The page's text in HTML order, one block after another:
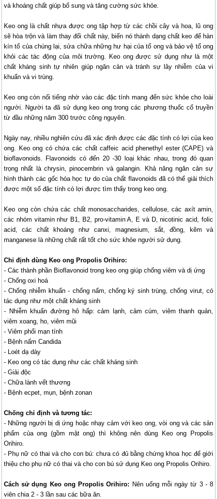
và khoáng chất giúp bổ sung và tăng cường sức khỏe.
Keo ong là chất nhựa được ong tập hợp từ các chồi cây và hoa, lũ ong
sẽ hòa trộn và làm thay đổi chất này, biến nó thành dạng chất keo để hàn
kín tổ của chúng lại, sửa chữa những hư hại của tổ ong và bảo vệ tổ ong
khỏi các tác động của môi trường. Keo ong được sử dụng như là một
chất kháng sinh tự nhiên giúp ngăn cản và tránh sự lây nhiễm của vi
khuẩn và vi trùng.
Keo ong còn nổi tiếng nhờ vào các đặc tính mang đến sức khỏe cho loài
người. Người ta đã sử dụng keo ong trong các phương thuốc cổ truyền
từ đầu những năm 300 trước công nguyên.
Ngày nay, nhiều nghiên cứu đã xác định được các đặc tính có lợi của keo
ong. Keo ong có chứa các chất caffeic acid phenethyl ester (CAPE) và
bioflavonoids. Flavonoids có đến 20 -30 loại khác nhau, trong đó quan
trọng nhất là chrysin, pinocembrin và galangin. Khả năng ngăn cản sự
hình thành các gốc hóa học tự do của chất flavonoids đã có thể giải thích
được một số đặc tính có lợi được tìm thấy trong keo ong.
Keo ong còn chứa các chất monosaccharides, cellulose, các axít amin,
các nhóm vitamin như B1, B2, pro-vitamin A, E và D, nicotinic acid, folic
acid, các chất khoáng như canxi, magnesium, sắt, đồng, kẽm và
manganese là những chất rất tốt cho sức khỏe người sử dụng.
Chỉ định dùng Keo ong Propolis Orihiro:
- Các thành phần Bioflavonoid trong keo ong giúp chống viêm và dị ứng
- Chống oxi hoá
- Chống nhiễm khuẩn - chống nấm, chống ký sinh trùng, chống virut, có
tác dụng như một chất kháng sinh
- Nhiễm khuẩn đường hô hấp: cảm lạnh, cảm cúm, viêm thanh quản,
viêm xoang, ho, viêm mũi
- Viêm phổi mạn tính
- Bệnh nấm Candida
- Loét dạ dày
- Keo ong có tác dụng như các chất kháng sinh
- Giải độc
- Chữa lành vết thương
- Bệnh ecpet, mụn, bệnh zonan
Chống chỉ định và tương tác:
- Những người bị dị ứng hoặc nhạy cảm với keo ong, vòi ong và các sản
phẩm của ong (gồm mật ong) thì không nên dùng Keo ong Propolis
Orihiro.
- Phụ nữ có thai và cho con bú: chưa có đủ bằng chứng khoa học để giới
thiệu cho phụ nữ có thai và cho con bú sử dụng Keo ong Propolis Orihiro.
Cách sử dụng Keo ong Propolis Orihiro: Nên uống mỗi ngày từ 3 - 8
viên chia 2 - 3 lần sau các bữa ăn.